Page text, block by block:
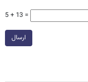
5 + 13 =
ارسال